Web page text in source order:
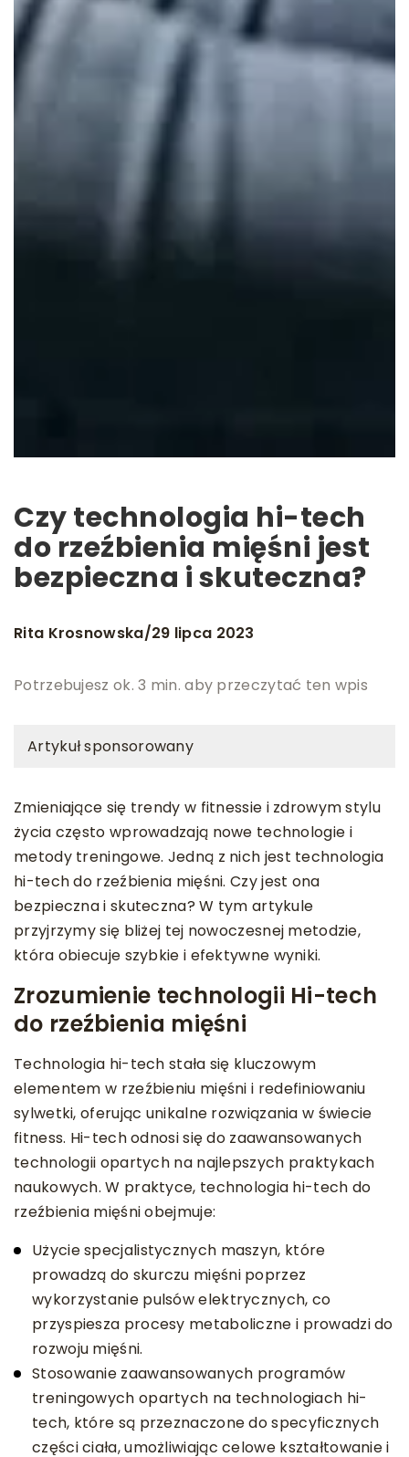
Czy technologia hi-tech
do rzeźbienia mięśni jest
bezpieczna i skuteczna?
Rita Krosnowska/29 lipca 2023
Potrzebujesz ok. 3 min. aby przeczytać ten wpis
Artykuł sponsorowany
Zmieniające się trendy w fitnessie i zdrowym stylu
życia często wprowadzają nowe technologie i
metody treningowe. Jedną z nich jest technologia
hi-tech do rzeźbienia mięśni. Czy jest ona
bezpieczna i skuteczna? W tym artykule
przyjrzymy się bliżej tej nowoczesnej metodzie,
która obiecuje szybkie i efektywne wyniki.
Zrozumienie technologii Hi-tech
do rzeźbienia mięśni
Technologia hi-tech stała się kluczowym
elementem w rzeźbieniu mięśni i redefiniowaniu
sylwetki, oferując unikalne rozwiązania w świecie
fitness. Hi-tech odnosi się do zaawansowanych
technologii opartych na najlepszych praktykach
naukowych. W praktyce, technologia hi-tech do
rzeźbienia mięśni obejmuje:
Użycie specjalistycznych maszyn, które
prowadzą do skurczu mięśni poprzez
wykorzystanie pulsów elektrycznych, co
przyspiesza procesy metaboliczne i prowadzi do
rozwoju mięśni.
Stosowanie zaawansowanych programów
treningowych opartych na technologiach hi-
tech, które są przeznaczone do specyficznych
części ciała, umożliwiając celowe kształtowanie i